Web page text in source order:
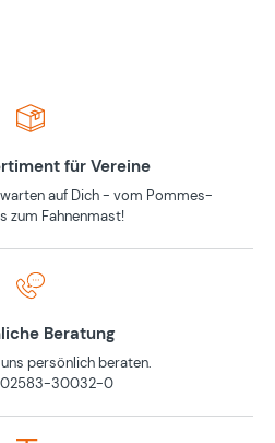
für Vereine
auf Dich - vom Pommes-
zum Fahnenmast!
Beratung
persönlich beraten.
02583-30032-0